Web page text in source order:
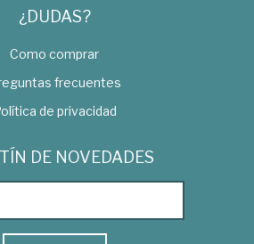
¿DUDAS?
Como comprar
frecuentes
de privacidad
DE NOVEDADES